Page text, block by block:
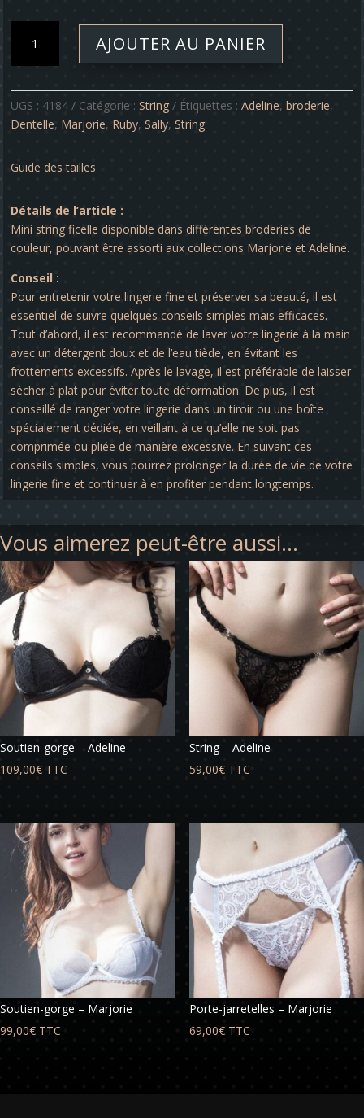
String
Ruby
AJOUTER AU PANIER
UGS : 4184 Catégorie :String Étiquettes :Adeline,broderie,
Dentelle, Marjorie, Ruby,Sally,String
Guide des tailles
Détails de l’article :
Mini string ficelle disponible dans différentes broderies de
couleur, pouvant être assorti aux collections Marjorie et Adeline.
Conseil :
Pour entretenir votre lingerie fine et préserver sa beauté, il est
essentiel de suivre quelques conseils simples mais efficaces.
Tout d’abord, il est recommandé de laver votre lingerie à la main
avec un détergent doux et de l’eau tiède, en évitant les
frottements excessifs. Après le lavage, il est préférable de laisser
sécher à plat pour éviter toute déformation. De plus, il est
conseillé de ranger votre lingerie dans un tiroir ou une boîte
spécialement dédiée, en veillant à ce qu’elle ne soit pas
comprimée ou pliée de manière excessive. En suivant ces
conseils simples, vous pourrez prolonger la durée de vie de votre
lingerie fine et continuer à en profiter pendant longtemps.
Vous aimerez peut-être aussi…
Soutien-gorge – Adeline
109,00€ TTC
String – Adeline
59,00€ TTC
Soutien-gorge – Marjorie
99,00€ TTC
Porte-jarretelles – Marjorie
69,00€ TTC